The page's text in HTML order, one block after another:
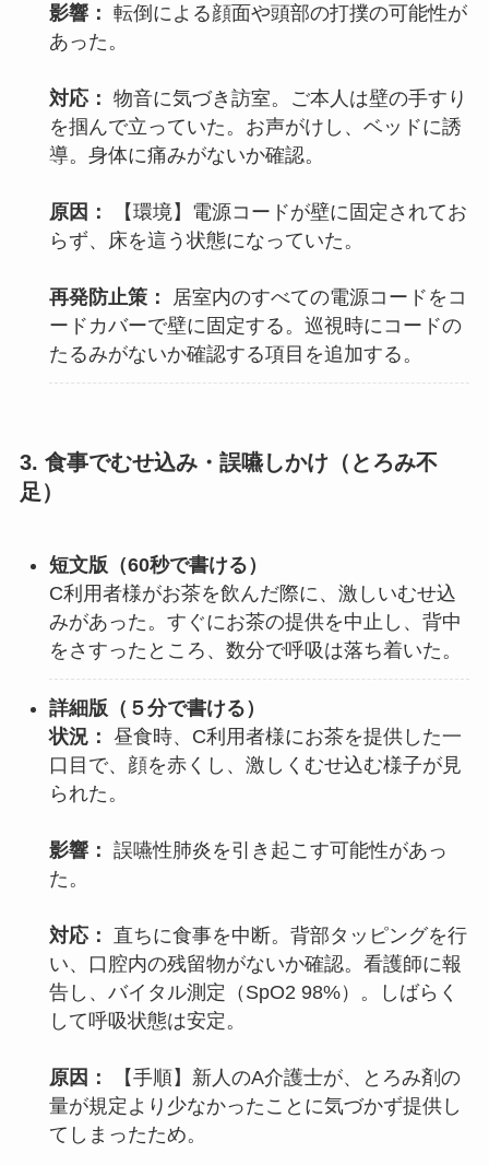
影響： 転倒による顔面や頭部の打撲の可能性が
あった。
対応： 物音に気づき訪室。ご本人は壁の手すり
を掴んで立っていた。お声がけし、ベッドに誘
導。身体に痛みがないか確認。
原因：
【環境】電源コードが壁に固定されてお
らず、床を這う状態になっていた。
再発防止策：
居室内のすべての電源コードをコ
ードカバーで壁に固定する。巡視時にコードの
たるみがないか確認する項目を追加する。
3. 食事でむせ込み・誤嚥しかけ（とろみ不
足）
短文版（60秒で書ける）
C利用者様がお茶を飲んだ際に、激しいむせ込
みがあった。すぐにお茶の提供を中止し、背中
をさすったところ、数分で呼吸は落ち着いた。
詳細版（ ５分で書ける）
状況：
昼食時、C利用者様にお茶を提供した一
口目で、顔を赤くし、激しくむせ込む様子が見
られた。
影響： 誤嚥性肺炎を引き起こす可能性があっ
た。
対応：
直ちに食事を中断。背部タッピングを行
い、口腔内の残留物がないか確認。看護師に報
告し、バイタル測定（SpO2 98%）。しばらく
して呼吸状態は安定。
原因：
【手順】新人のA介護士が、とろみ剤の
量が規定より少なかったことに気づかず提供し
てしまったため。